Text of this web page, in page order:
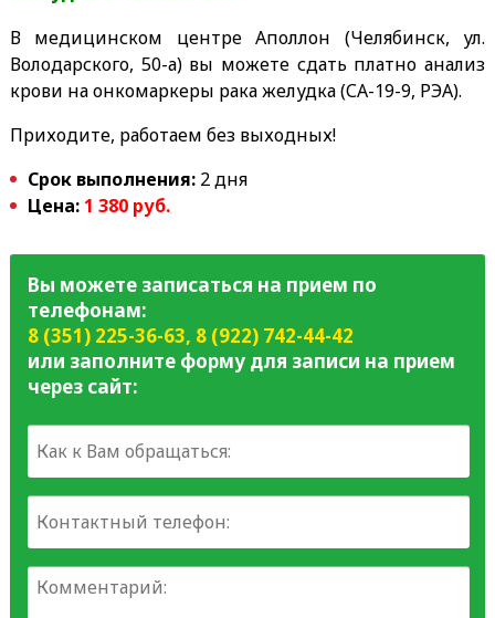
В медицинском центре Аполлон (Челябинск, ул.
Володарского, 50-а) вы можете сдать платно анализ
крови на онкомаркеры рака желудка (СА-19-9, РЭА).
Приходите, работаем без выходных!
Срок выполнения:2 дня
Цена: 1 380 руб.
Вы можете записаться на прием по
телефонам:
8 (351) 225-36-63, 8 (922) 742-44-42
или заполните форму для записи на прием
через сайт: